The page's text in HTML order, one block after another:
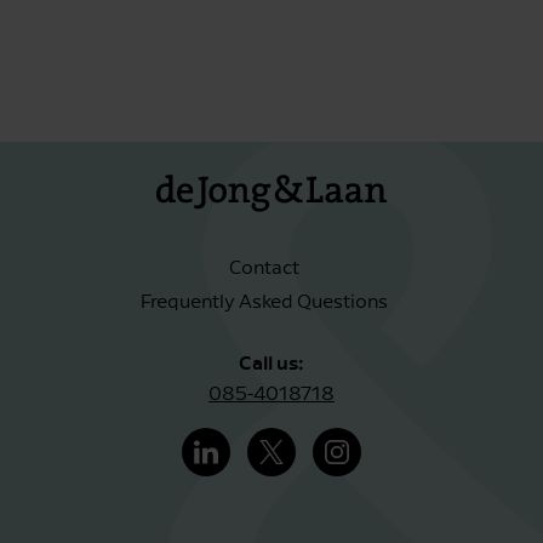
Contact
Frequently Asked Questions
Call us:
085-4018718